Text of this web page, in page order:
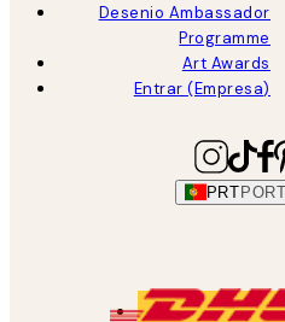
Desenio Ambassador
Programme
Art Awards
Entrar (Empresa)
PRT